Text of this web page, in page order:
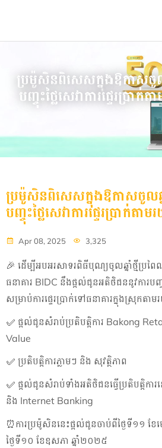
ប្រម៉ូសិនពិសេសក្នុងឱកាសចូល
បញ្ចុះថ្លៃសេវាការផ្ទេរប្រាក់
ប្រម៉ូសិនពិសេសក្នុងឱកាសចូលឆ្
បញ្ចុះថ្លៃសេវាការផ្ទេរប្រាក់តា
Apr 08, 2025 3,325
🎉 ដើម្បីអបអរសាទរពិធីបុណ្យចូលឆ្នាំថ្មីប្រពៃ
ធនាគារ BIDC នឹងផ្តល់ជូនអតិថិជននូវការបញ្ចុ
សម្រាប់ការផ្ទេរប្រាក់ទៅធនាគារក្នុងស្រុកតា
✅ ផ្តល់ជូនសំរាប់ប្រតិបត្តិការ Bakong
Value
✅ ប្រតិបត្តិការភ្លាមៗ និង សុវត្ថិភាព
✅ ផ្តល់ជូនសំរាប់ទាំងអតិថិជនធ្វើប្រតិបត្តិកា
និង Internet Banking
⏰ ការប្រម៉ូសិននេះផ្ដល់ជូនចាប់ពីថ្ងៃទី១១ ខ
ថ្ងៃទី១០ ខែឧសភា ឆ្នាំ២០២៥